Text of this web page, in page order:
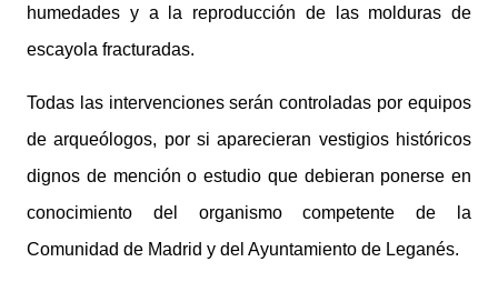
humedades y a la reproducción de las molduras de
escayola fracturadas.
Todas las intervenciones serán controladas por equipos
de arqueólogos, por si aparecieran vestigios históricos
dignos de mención o estudio que debieran ponerse en
conocimiento del organismo competente de la
Comunidad de Madrid y del Ayuntamiento de Leganés.